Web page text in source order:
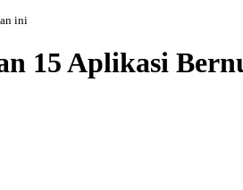
ini
15 Aplikasi